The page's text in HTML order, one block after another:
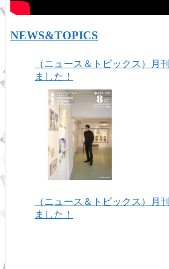
NEWS&TOPICS
（ニュース＆トピックス）月
ました！
（ニュース＆トピックス）月
ました！